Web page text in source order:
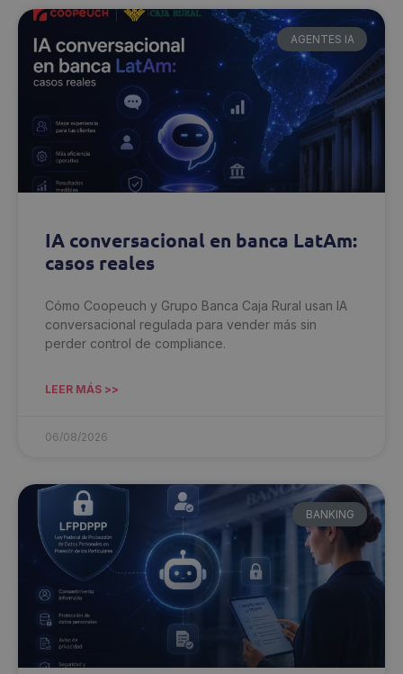
AGENTES IA
IA conversacional en banca LatAm:
casos reales
Cómo Coopeuch y Grupo Banca Caja Rural usan IA
conversacional regulada para vender más sin
perder control de compliance.
LEER MÁS >>
06/08/2026
BANKING